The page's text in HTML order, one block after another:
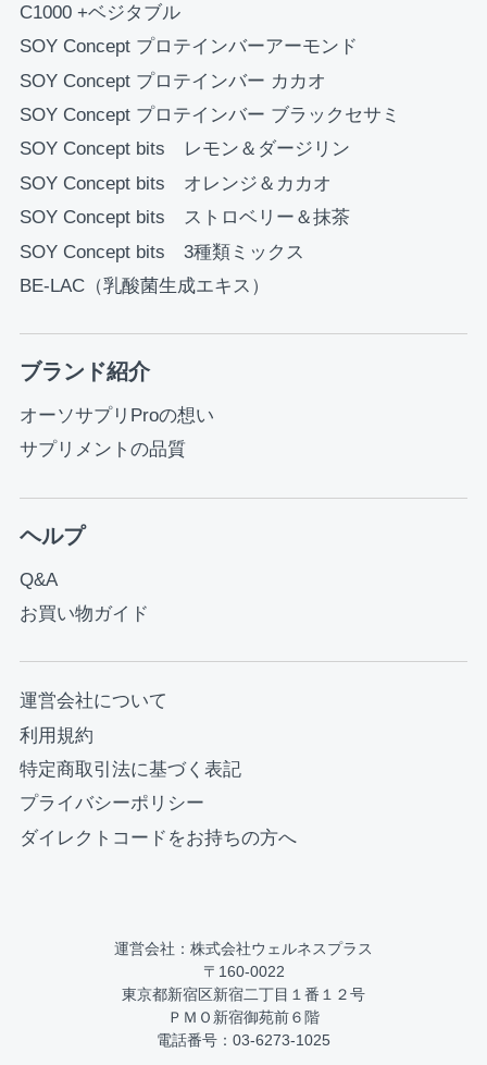
C1000 +ベジタブル
SOY Concept プロテインバーアーモンド
SOY Concept プロテインバー カカオ
SOY Concept プロテインバー ブラックセサミ
SOY Concept bits レモン＆ダージリン
SOY Concept bits オレンジ＆カカオ
SOY Concept bits ストロベリー＆抹茶
SOY Concept bits 3種類ミックス
BE-LAC（乳酸菌生成エキス）
ブランド紹介
オーソサプリProの想い
サプリメントの品質
ヘルプ
Q&A
お買い物ガイド
運営会社について
利用規約
特定商取引法に基づく表記
プライバシーポリシー
ダイレクトコードをお持ちの方へ
運営会社：株式会社ウェルネスプラス
〒160-0022
東京都新宿区新宿二丁目１番１２号
ＰＭＯ新宿御苑前６階
電話番号：03-6273-1025